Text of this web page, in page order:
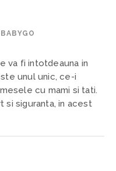
va fi intotdeauna in
unul unic, ce-i
cu mami si tati.
si siguranta, in acest